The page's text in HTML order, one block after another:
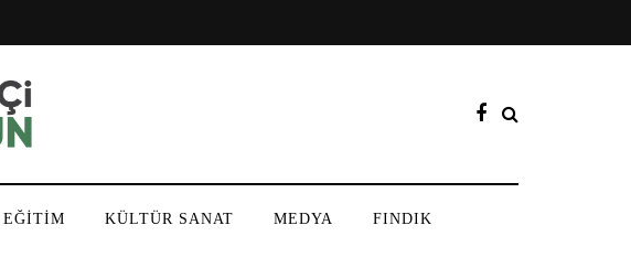
EĞİTİM KÜLTÜR SANAT MEDYA FINDIK